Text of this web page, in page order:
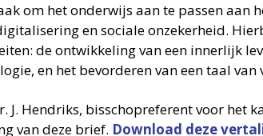
om het onderwijs aan te passen aan
en sociale onzekerheid.
de ontwikkeling van een innerlijk
en het bevorderen van een taal van
J. Hendriks, bisschopreferent voor het
van deze brief. Download deze